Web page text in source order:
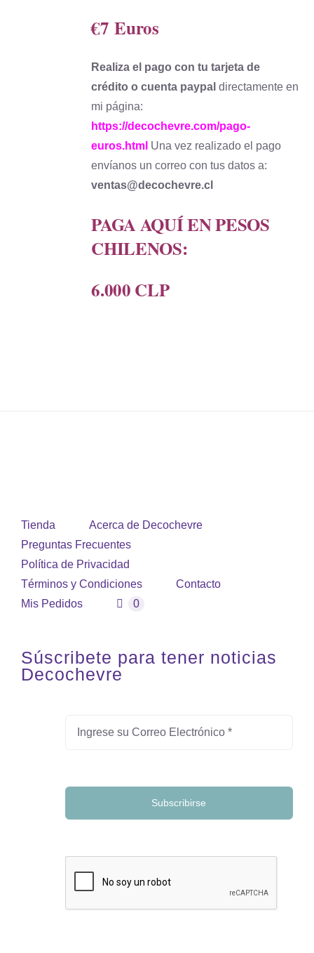
€7 Euros
Realiza el pago con tu tarjeta de
crédito o cuenta paypal directamente en
mi página:
https://decochevre.com/pago-
euros.html Una vez realizado el pago
envíanos un correo con tus datos a:
ventas@decochevre.cl
PAGA AQUÍ EN PESOS
CHILENOS:
6.000 CLP
Tienda
Acerca de Decochevre
Preguntas Frecuentes
Política de Privacidad
Términos y Condiciones
Contacto
Mis Pedidos
0
Súscribete para tener noticias
Decochevre
Subscribirse